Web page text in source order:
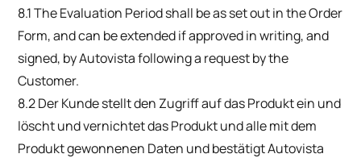
8.1 The Evaluation Period shall be as set out in the Order
Form, and can be extended if approved in writing, and
signed, by Autovista following a request by the
Customer.
8.2 Der Kunde stellt den Zugriff auf das Produkt ein und
löscht und vernichtet das Produkt und alle mit dem
Produkt gewonnenen Daten und bestätigt Autovista